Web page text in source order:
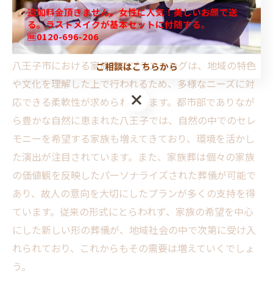
トを行っています。
八王子市での家族葬プランニングの現状
八王子市における家族葬のプランニングは、地域の特色
や文化を理解した上で行われるため、多様なニーズに対
応できる柔軟性が求められています。都市部でありなが
ら豊かな自然に恵まれた八王子では、自然の中でのセレ
モニーを希望する家族も増えてきており、環境を活かし
た演出が注目されています。また、家族葬は個々の家族
の価値観を反映したパーソナライズされた葬儀が可能で
あり、故人の意向を大切にしたプランが多くの支持を得
ています。従来の形式にとらわれず、家族の希望を中心
にした新しい形の葬儀が、地域社会の中で次第に受け入
れられており、これからもその需要は増えていくでしょ
う。
追加料金頂きません。女性に人気！美しいお顔で送
る。ラストメイクが基本セットに付随する。
🆓0120-696-206
ご相談はこちらから